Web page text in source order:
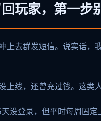
玩家，第一步
上去群发短信。说实话
上线，还曾充过钱。这类
天没登录，但平时每周固